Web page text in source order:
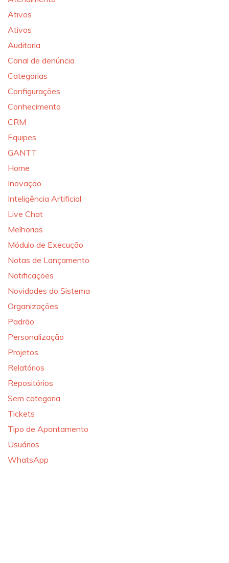
Ativos
Ativos
Auditoria
Canal de denúncia
Categorias
Configurações
Conhecimento
CRM
Equipes
GANTT
Home
Inovação
Inteligência Artificial
Live Chat
Melhorias
Módulo de Execução
Notas de Lançamento
Notificações
Novidades do Sistema
Organizações
Padrão
Personalização
Projetos
Relatórios
Repositórios
Sem categoria
Tickets
Tipo de Apontamento
Usuários
WhatsApp